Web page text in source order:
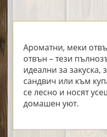
Ароматни, меки
отвън – тези
идеални за
сандвич или към
се лесно и носят
домашен уют.